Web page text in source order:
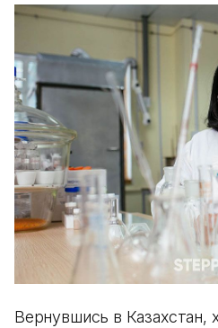
Вернувшись в Казахстан,